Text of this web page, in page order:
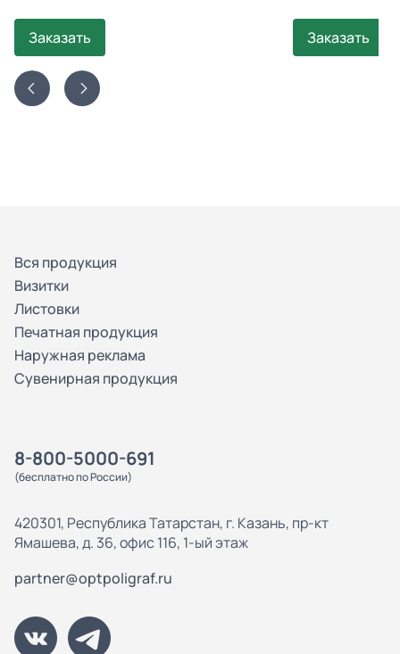
Заказать Заказать
Вся продукция
Визитки
Листовки
Печатная продукция
Наружная реклама
Сувенирная продукция
8-800-5000-691
(бесплатно по России)
420301, Республика Татарстан, г. Казань, пр-кт
Ямашева, д. 36, офис 116, 1-ый этаж
partner@optpoligraf.ru